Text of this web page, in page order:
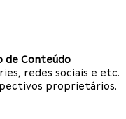
de Conteúdo
redes sociais e etc.
proprietários.